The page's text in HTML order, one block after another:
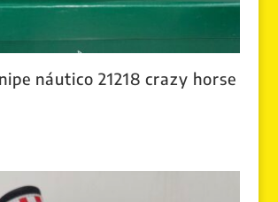
náutico 21218 crazy horse